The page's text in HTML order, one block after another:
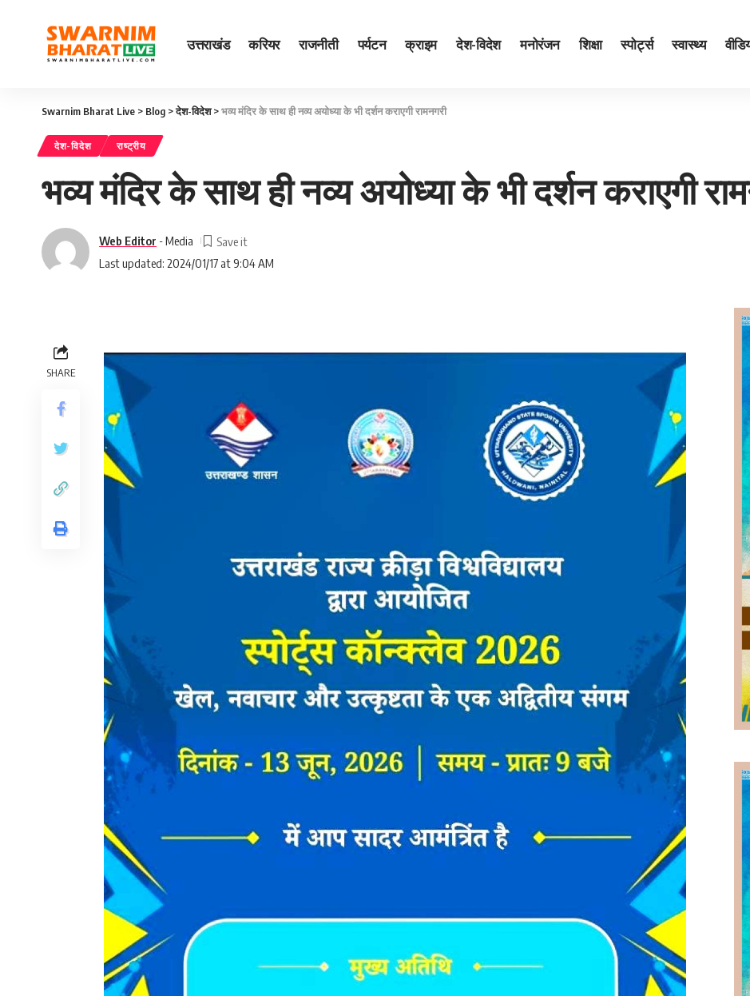
उत्तराखंड करियर राजनीती पर्यटन क्राइम देश-विदेश मनोरंजन शिक्षा स्पोर्ट्स स्वास्थ्य
Swarnim Bharat Live > Blog >देश-विदेश>भव्य मंदिर के साथ ही नव्य अयोध्या के भी दर्शन कराएगी रामनगरी
देश-विदेश राष्ट्रीय
भव्य मंदिर के साथ ही नव्य अयोध्या के भी दर्शन कराएगी
Last updated: 2024/01/17 at 9:04 AM
Web Editor - Media
SHARE